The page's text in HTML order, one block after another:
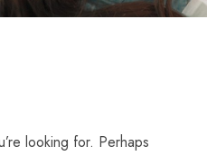
looking for. Perhaps